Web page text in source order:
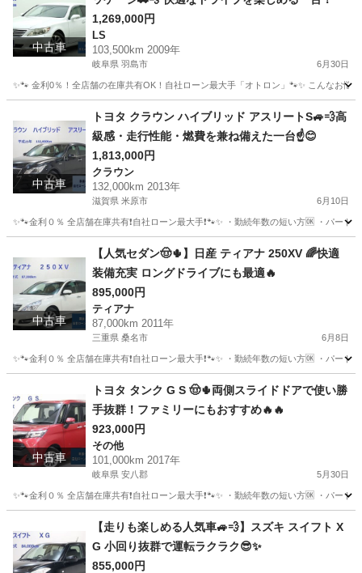
中古車
1,269,000円
LS
103,500km 2009年
岐阜県 羽島市 6月30日
✨🐾 金利0％！全店舗の在庫共有OK！自社ローン最大手「オトロン」🐾✨ こんなお
中古車
トヨタ クラウン ハイブリッド アスリートS🚙💨高
級感・走行性能・燃費を兼ね備えた一台☝️😊
1,813,000円
クラウン
132,000km 2013年
滋賀県 米原市 6月10日
✨🐾金利０％ 全店舗在庫共有❗️自社ローン最大手❗️🐾✨ ・勤続年数の短い方🆗 ・パー
クラウン アスリート
中古車
【人気セダン🤠🌵】日産 ティアナ 250XV 🌈快適
装備充実 ロングドライブにも最適🔥
895,000円
ティアナ
87,000km 2011年
三重県 桑名市 6月8日
✨🐾金利０％ 全店舗在庫共有❗️自社ローン最大手❗️🐾✨ ・勤続年数の短い方🆗 ・パー
ティアナ オトロン
中古車
トヨタ タンク G S 🤠🌵両側スライドドアで使い勝
手抜群！ファミリーにもおすすめ🔥🔥
923,000円
その他
101,000km 2017年
岐阜県 安八郡 5月30日
✨🐾金利０％ 全店舗在庫共有❗️自社ローン最大手❗️🐾✨ ・勤続年数の短い方🆗 ・パー
その他 タンク
【走りも楽しめる人気車🚙💨】スズキ スイフト X
G 小回り抜群で運転ラクラク😎✨
855,000円